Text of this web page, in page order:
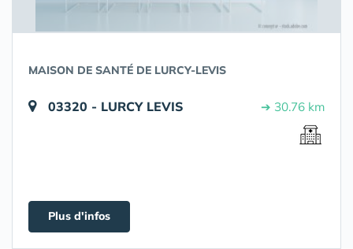
MAISON DE SANTÉ DE LURCY-LEVIS
03320 - LURCY LEVIS ➔ 30.76 km
Plus d'infos